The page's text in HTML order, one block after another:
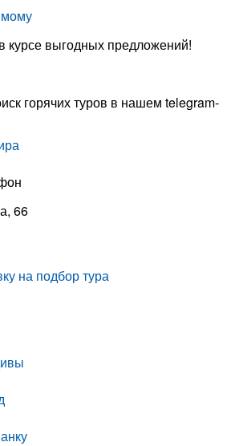
курсе выгодных предложений!
горячих туров в нашем telegram-
66
на подбор тура